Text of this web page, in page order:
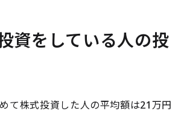
資をしている人の投
て株式投資した人の平均額は21万円